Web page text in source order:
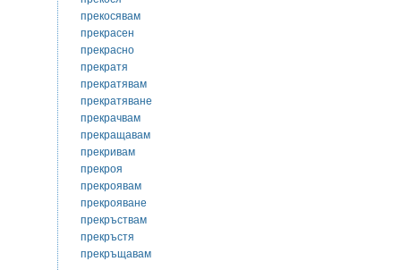
прекосявам
прекрасен
прекрасно
прекратя
прекратявам
прекратяване
прекрачвам
прекращавам
прекривам
прекроя
прекроявам
прекрояване
прекръствам
прекръстя
прекръщавам